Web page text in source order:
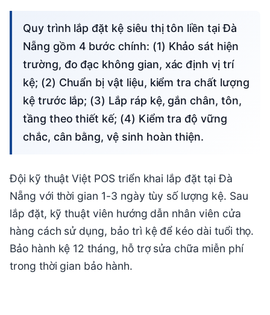
Quy trình lắp đặt kệ siêu thị tôn liền tại Đà
Nẵng gồm 4 bước chính: (1) Khảo sát hiện
trường, đo đạc không gian, xác định vị trí
kệ; (2) Chuẩn bị vật liệu, kiểm tra chất lượng
kệ trước lắp; (3) Lắp ráp kệ, gắn chân, tôn,
tầng theo thiết kế; (4) Kiểm tra độ vững
chắc, cân bằng, vệ sinh hoàn thiện.
Đội kỹ thuật Việt POS triển khai lắp đặt tại Đà
Nẵng với thời gian 1-3 ngày tùy số lượng kệ. Sau
lắp đặt, kỹ thuật viên hướng dẫn nhân viên cửa
hàng cách sử dụng, bảo trì kệ để kéo dài tuổi thọ.
Bảo hành kệ 12 tháng, hỗ trợ sửa chữa miễn phí
trong thời gian bảo hành.